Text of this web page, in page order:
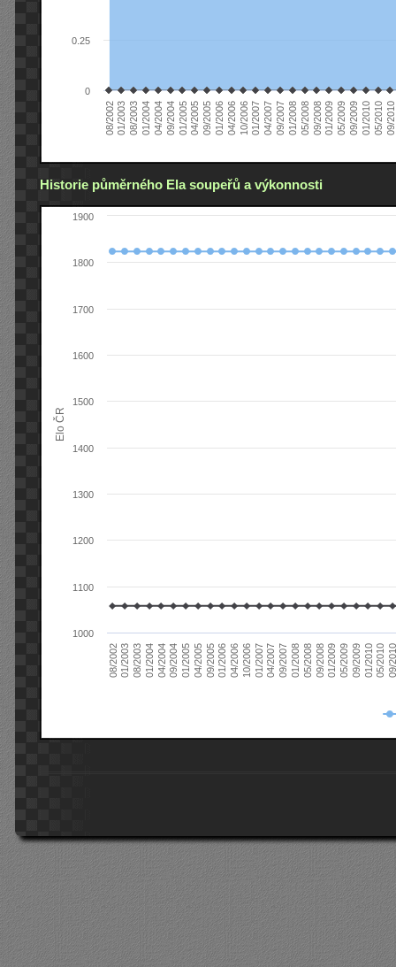
08/200201/200308/200301/200404/200409/200401/200504/200509/200501/200604/200610/200601/200704/200709/200701/200805/200809/200801/200905/200909/200901/201005/201009/2010
0
0.25
Historie půměrného Ela soupeřů a výkonnosti
Elo ČR
08/200201/200308/200301/200404/200409/200401/200504/200509/200501/200604/200610/200601/200704/200709/200701/200805/200809/200801/200905/200909/200901/201005/201009/
1000
1100
1200
1300
1400
1500
1600
1700
1800
1900